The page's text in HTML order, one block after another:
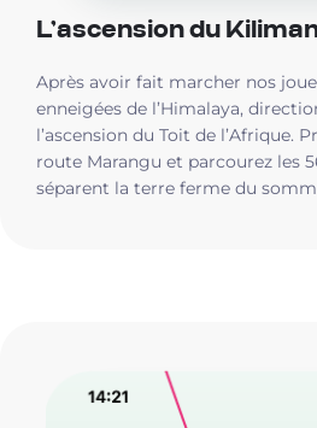
L’ascension du
Après avoir fait marcher nos
enneigées de l’Himalaya,
l’ascension du Toit de l’Afrique.
route Marangu et parcourez les
séparent la terre ferme du